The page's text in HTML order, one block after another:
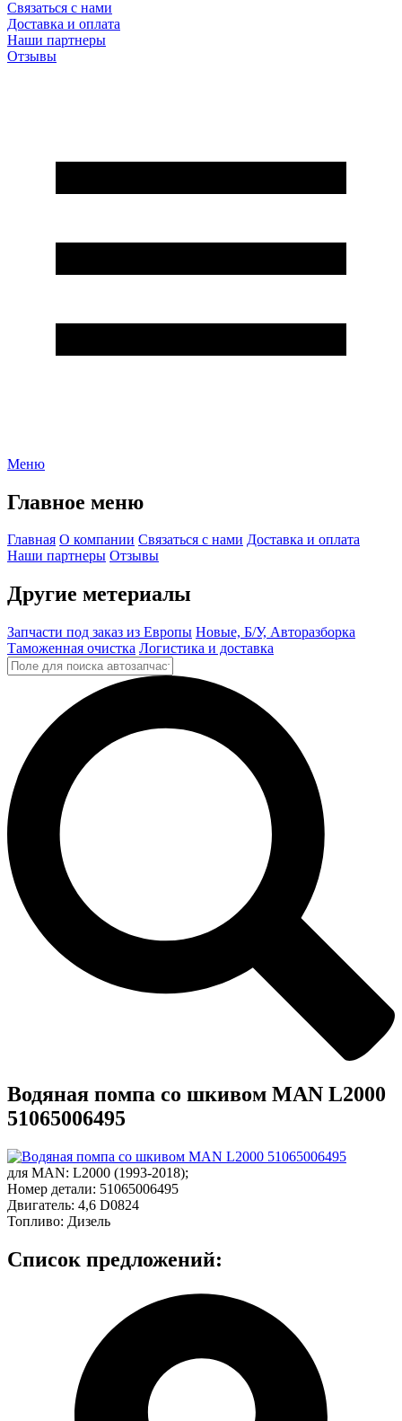
Связаться с нами
Доставка и оплата
Наши партнеры
Отзывы
Меню
Главное меню
Главная О компании Связаться с нами Доставка и оплата
Наши партнеры Отзывы
Другие метериалы
Запчасти под заказ из Европы Новые, Б/У, Авторазборка
Таможенная очистка Логистика и доставка
Водяная помпа со шкивом MAN L2000
51065006495
для MAN: L2000 (1993-2018);
Номер детали: 51065006495
Двигатель: 4,6 D0824
Топливо: Дизель
Список предложений: